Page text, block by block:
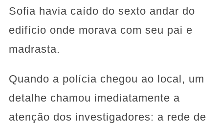
Sofia havia caído do sexto andar do
edifício onde morava com seu pai e
madrasta.
Quando a polícia chegou ao local, um
detalhe chamou imediatamente a
atenção dos investigadores: a rede de